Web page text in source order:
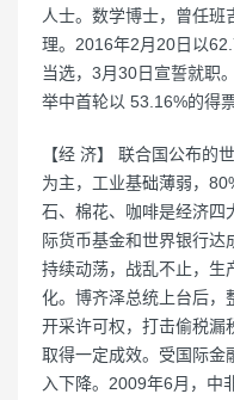
人士。数学博士，曾任
理。2016年2月20日以
当选，3月30日宣誓就职
举中首轮以 53.16%的得
【经 济】 联合国公布的
为主，工业基础薄弱，
石、棉花、咖啡是经济四
际货币基金和世界银行达
持续动荡，战乱不止，生
化。博齐泽总统上台后，
开采许可权，打击偷税漏
取得一定成效。受国际金
入下降。2009年6月，中